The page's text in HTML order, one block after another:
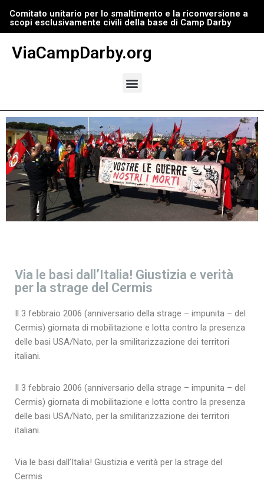
Vai
al
contenuto
Comitato unitario per lo smaltimento e la riconversione a
scopi esclusivamente civili della base di Camp Darby
ViaCampDarby.org
Via le basi dall’Italia! Giustizia e verità
per la strage del Cermis
Il 3 febbraio 2006 (anniversario della strage – impunita – del
Cermis) giornata di mobilitazione e lotta contro la presenza
delle basi USA/Nato, per la smilitarizzazione dei territori
italiani.
Il 3 febbraio 2006 (anniversario della strage – impunita – del
Cermis) giornata di mobilitazione e lotta contro la presenza
delle basi USA/Nato, per la smilitarizzazione dei territori
italiani.
Via le basi dall’Italia! Giustizia e verità per la strage del
Cermis